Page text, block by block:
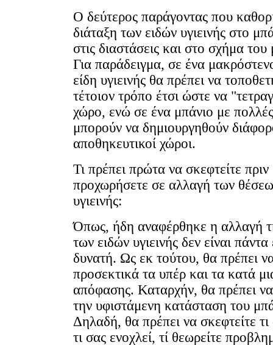
Ο δεύτερος παράγοντας που
διάταξη των ειδών υγιεινής στο
στις διαστάσεις και στο σχήμα του
Για παράδειγμα, σε ένα
είδη υγιεινής θα πρέπει να
τέτοιον τρόπο έτσι ώστε να
χώρο, ενώ σε ένα μπάνιο με
μπορούν να δημιουργηθούν
αποθηκευτικοί χώροι.
Τι πρέπει πρώτα να σκεφτείτε πριν
προχωρήσετε σε αλλαγή των
υγιεινής:
Όπως, ήδη αναφέρθηκε η αλλαγή
των ειδών υγιεινής δεν είναι
δυνατή. Ως εκ τούτου, θα πρέπει
προσεκτικά τα υπέρ και τα κατά
απόφασης. Καταρχήν, θα πρέπει
την υφιστάμενη κατάσταση του
Δηλαδή, θα πρέπει να σκεφτείτε τι
τι σας ενοχλεί, τί θεωρείτε